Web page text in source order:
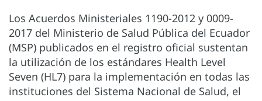
Los Acuerdos Ministeriales 1190-2012 y 0009-
2017 del Ministerio de Salud Pública del Ecuador
(MSP) publicados en el registro oficial sustentan
la utilización de los estándares Health Level
Seven (HL7) para la implementación en todas las
instituciones del Sistema Nacional de Salud, el